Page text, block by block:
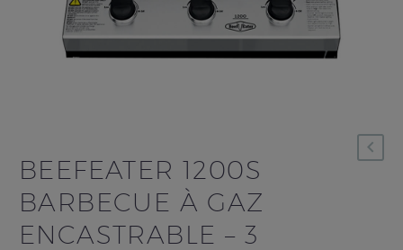
BEEFEATER 1200S
BARBECUE À GAZ
ENCASTRABLE – 3